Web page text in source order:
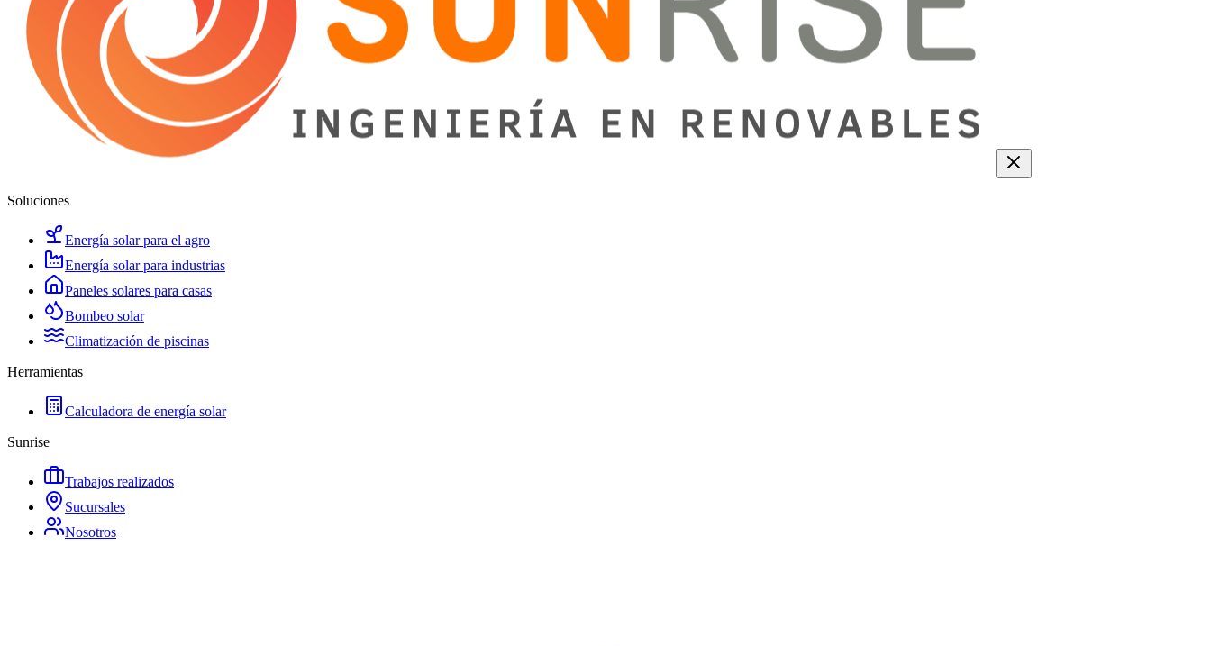
Soluciones
Energía solar para el agro
Energía solar para industrias
Paneles solares para casas
Bombeo solar
Climatización de piscinas
Herramientas
Calculadora de energía solar
Sunrise
Trabajos realizados
Sucursales
Nosotros